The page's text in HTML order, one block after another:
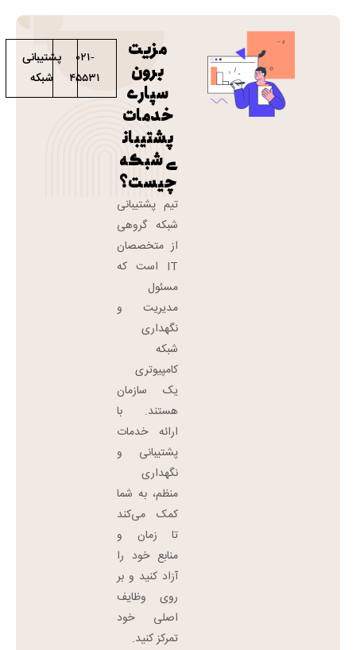
مزیت
برون
سپاری
خدمات
پشتیبان
ی شبکه
چیست؟
تیم پشتیبانی
شبکه گروهی
از متخصصان
IT است که
مسئول
مدیریت و
نگهداری
شبکه
کامپیوتری
یک سازمان
هستند. با
ارائه خدمات
پشتیبانی و
نگهداری
منظم، به شما
کمک می‌کند
تا زمان و
منابع خود را
آزاد کنید و بر
روی وظایف
اصلی خود
تمرکز کنید.
021-
45531
پشتیبانی
شبکه